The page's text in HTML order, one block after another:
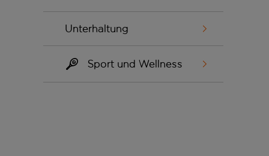
Unterhaltung
Sport und Wellness